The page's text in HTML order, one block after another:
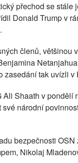
přechod se stále
Donald Trump v
členů, většinou
zasedání tak uvízli v
Ali Shaath v pondělí
své národní
bezpečnosti
Nikolaj